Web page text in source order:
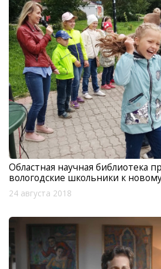
Областная научная библиотека
вологодские школьники к
24 августа 2018